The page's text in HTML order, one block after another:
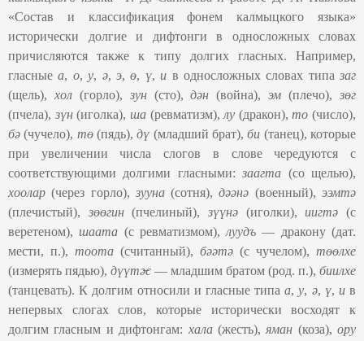
«Состав и классификация фонем калмыцкого языка»
исторически долгие и дифтонги в односложных словах
причисляются также к типу долгих гласных. Например,
гласныеа, о,у, ә, э, ө, ү,и в односложных словах типазаг
(щель), хол (горло), зун (сто),дән(война),эм(плечо),зөг
(пчела), зүн(иголка), ша (ревматизм), лу (дракон),то (число),
бә(чучело), тө(пядь),дү (младший брат),би (танец), которые
при увеличении числа слогов в слове чередуются с
соответствующими долгими гласными:заагта (со щелью),
хоолар(через горло), зууна(сотня),дәәнә (военный),ээмтә
(плечистый), зөөгин(пчелиный),зүүнә (иголки),иигтә(с
веретеном), шаата (с ревматизмом), луудъ— дракону (дат.
мести, п.), тоота (считанный), бәәтә (с чучелом), төөлхе
(измерять пядью), дүүтә̶с — младшим братом (род. п.), биилхе
(танцевать). К долгим относили и гласные типаа,у, ә, ү, ив
непервых слогах слов, которые исторически восходят к
долгим гласным и дифтонгам: хала (жесть), яман (коза), ору